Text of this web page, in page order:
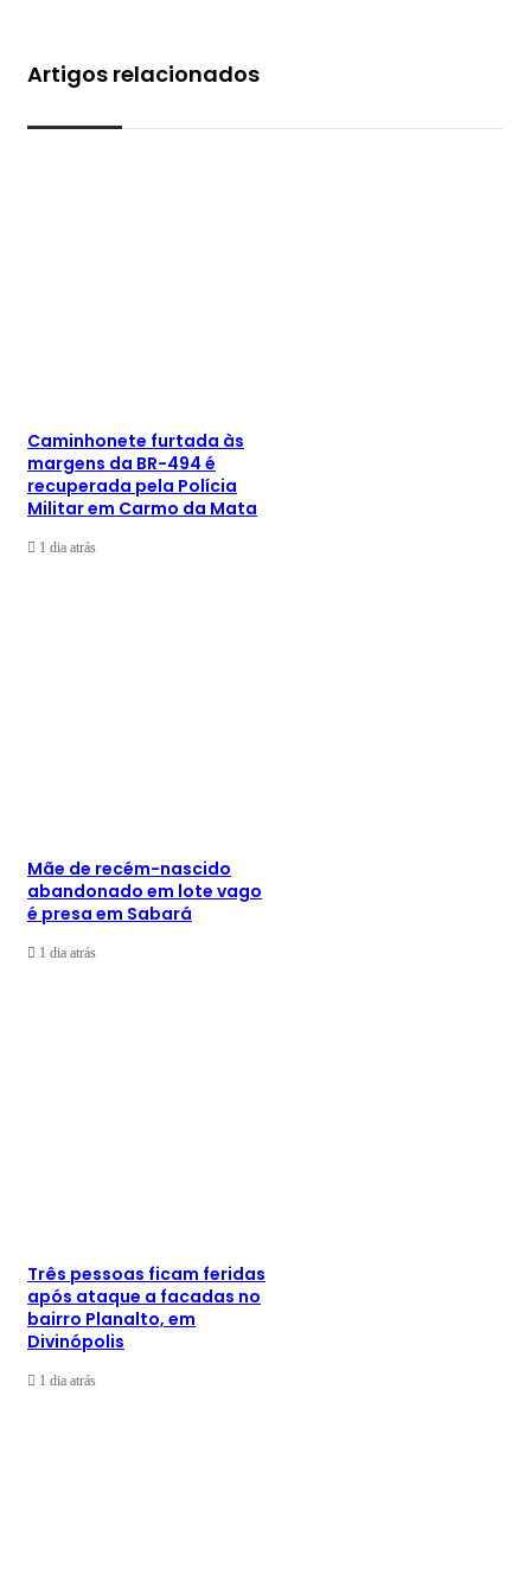
Artigos relacionados
Caminhonete furtada às
margens da BR-494 é
recuperada pela Polícia
Militar em Carmo da Mata
1 dia atrás
Mãe de recém-nascido
abandonado em lote vago
é presa em Sabará
1 dia atrás
Três pessoas ficam feridas
após ataque a facadas no
bairro Planalto, em
Divinópolis
1 dia atrás